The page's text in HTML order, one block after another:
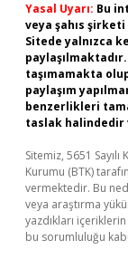
Yasal Uyarı: Bu
veya şahıs
Sitede yalnızca
taşımamakta
paylaşım
benzerlikleri
taslak halindedir
Sitemiz, 5651
Kurumu (BTK)
vermektedir. Bu
veya araştırma
yazdıkları
bu sorumluluğu